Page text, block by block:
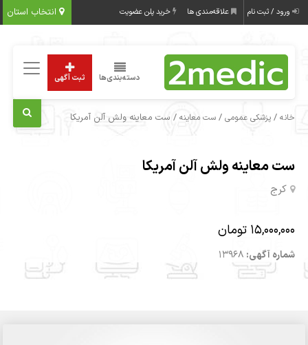
انتخاب استان ورود / ثبت نام علاقه‌مندی ها خرید پلن عضویت
دسته‌بندی‌ها ثبت آگهی
خانه /پزشکی عمومی /ست معاینه / ست معاینه ولش آلن آمریکا
ست معاینه ولش آلن آمریکا
کرج
15,000,000 تومان
شماره آگهی: 13968